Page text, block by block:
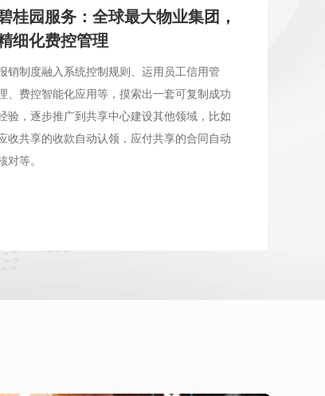
桂园服务：全球最大物业集团，
细化费控管理
销制度融入系统控制规则、运用员工信用管
、费控智能化应用等，摸索出一套可复制成功
验，逐步推广到共享中心建设其他领域，比如
收共享的收款自动认领，应付共享的合同自动
对等。